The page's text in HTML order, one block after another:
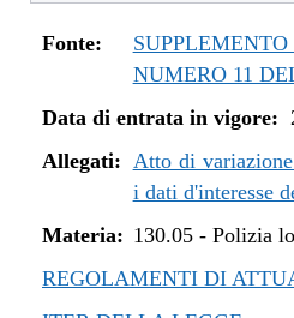
Fonte:
NUMERO 11
Data di entrata in vigore:
Allegati: Atto di
i dati d'interesse
Materia: 130.05- Polizia
REGOLAMENTI DI